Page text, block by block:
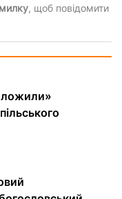
, щоб повідомити